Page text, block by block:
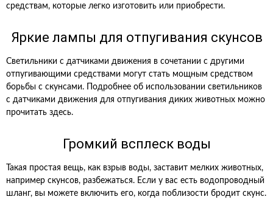
средствам, которые легко изготовить или приобрести.
Яркие лампы для отпугивания скунсов
Светильники с датчиками движения в сочетании с другими
отпугивающими средствами могут стать мощным средством
борьбы с скунсами. Подробнее об использовании светильников
с датчиками движения для отпугивания диких животных можно
прочитать здесь.
Громкий всплеск воды
Такая простая вещь, как взрыв воды, заставит мелких животных,
например скунсов, разбежаться. Если у вас есть водопроводный
шланг, вы можете включить его, когда поблизости бродит скунс.